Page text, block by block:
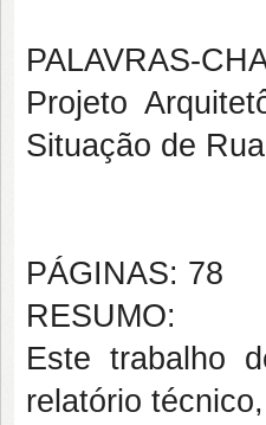
PALAVRAS-
Projeto
Situação de
PÁGINAS: 78
RESUMO:
Este trabalho
relatório técnico,